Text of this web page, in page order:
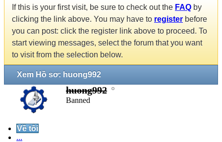
If this is your first visit, be sure to check out the FAQ by
clicking the link above. You may have to register before
you can post: click the register link above to proceed. To
start viewing messages, select the forum that you want
to visit from the selection below.
Xem Hồ sơ: huong992
huong992
Banned
Về tôi
...